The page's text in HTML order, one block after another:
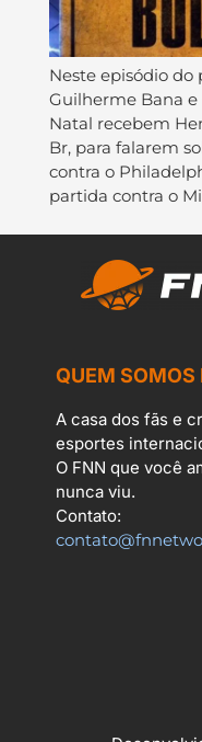
Neste episódio
Guilherme Bana e
Natal recebem
Br, para falarem
contra o
partida contra o
QUEM SOMOS
A casa dos fãs e
esportes
O FNN que você
nunca viu.
Contato: